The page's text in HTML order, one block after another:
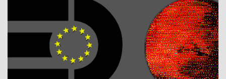
h
a